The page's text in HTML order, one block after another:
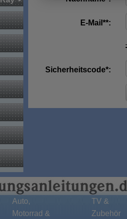
E-Mail**:
Sicherheitscode*:
Auto,
Motorrad &
TV &
Zubehör